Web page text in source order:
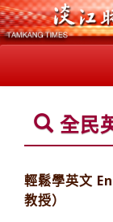
全民
輕鬆學英文
教授）